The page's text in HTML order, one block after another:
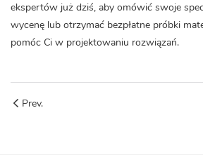
ekspertów już dziś, aby omówić swoje
wycenę lub otrzymać bezpłatne próbki
pomóc Ci w projektowaniu rozwiązań.
Prev.